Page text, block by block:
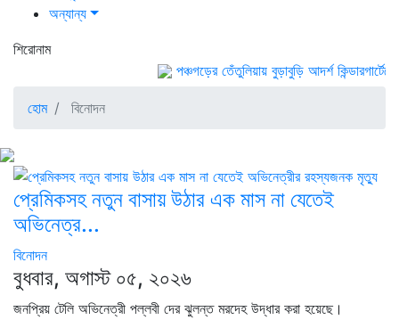
অন্যান্য
শিরোনাম
পঞ্চগড়ের তেঁতুলিয়ায় বুড়াবুড়ি আদর্শ কিন্ডারগার্টেনে...
হোম বিনোদন
প্রেমিকসহ নতুন বাসায় উঠার এক মাস না যেতেই
অভিনেত্র...
বিনোদন
বুধবার, অগাস্ট ০৫, ২০২৬
জনপ্রিয় টেলি অভিনেত্রী পল্লবী দের ঝুলন্ত মরদেহ উদ্ধার করা হয়েছে।